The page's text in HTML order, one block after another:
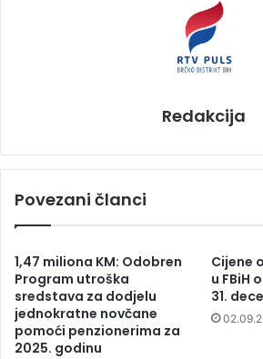
Redakcija
Povezani članci
1,47 miliona KM: Odobren
Program utroška
sredstava za dodjelu
jednokratne novčane
pomoći penzionerima za
2025. godinu
Cijene
u FBiH
31.